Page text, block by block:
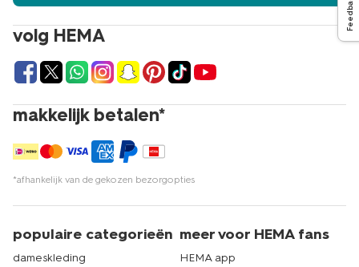
volg HEMA
makkelijk betalen*
*afhankelijk van de gekozen bezorgopties
populaire categorieën
dameskleding
meer voor HEMA fans
HEMA app
Feedback